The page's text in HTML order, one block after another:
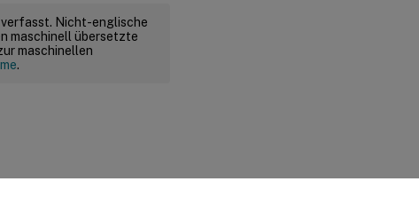
Nicht-englische
maschinell übersetzte
maschinellen
.